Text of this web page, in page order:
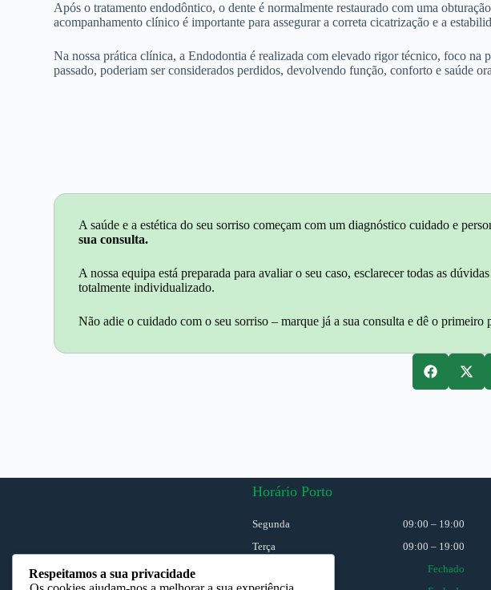
Após o tratamento endodôntico, o dente é normalmente restaurado com uma
acompanhamento clínico é importante para assegurar a correta cicatrização e a
Na nossa prática clínica, a Endodontia é realizada com elevado rigor técnico, foco na
passado, poderiam ser considerados perdidos, devolvendo função, conforto e saúde
A saúde e a estética do seu sorriso começam com um diagnóstico cuidado e
sua consulta.
A nossa equipa está preparada para avaliar o seu caso, esclarecer todas as
totalmente individualizado.
Não adie o cuidado com o seu sorriso – marque já a sua consulta e dê o
Horário Porto
Segunda
09:00 – 19:00
Terça
09:00 – 19:00
Fechado
Respeitamos a sua privacidade